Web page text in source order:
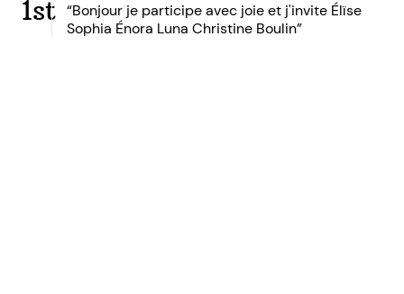
1st “Bonjour je participe avec joie et j'invite Élïse
Sophia Énora Luna Christine Boulin”